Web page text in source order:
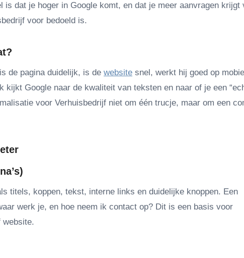
dat je hoger in Google komt, en dat je meer aanvragen krijgt
voor bedoeld is.
de pagina duidelijk, is de website snel, werkt hij goed op
kijkt Google naar de kwaliteit van teksten en naar of je een
voor Verhuisbedrijf niet om één trucje, maar om een
titels, koppen, tekst, interne links en duidelijke knoppen. Een
werk je, en hoe neem ik contact op? Dit is een basis voor
website.